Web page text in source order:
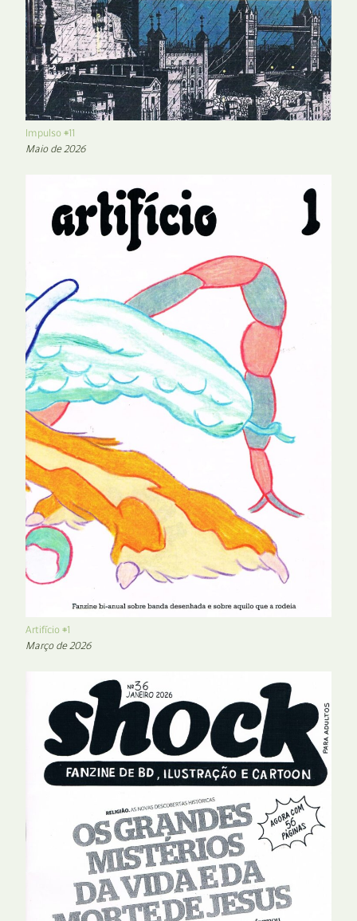
Impulso #11
Maio de 2026
Artifício #1
Março de 2026